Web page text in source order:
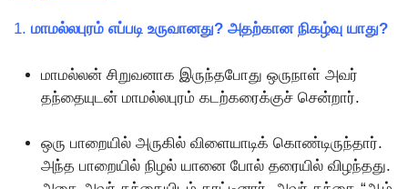
1. மாமல்லபுரம் எப்படி உருவானது? அதற்கான நிகழ்வு யாது?
மாமல்லன் சிறுவனாக இருந்தபோது ஒருநாள் அவர்
தந்தையுடன் மாமல்லபுரம் கடற்கரைக்குச் சென்றார்.
ஒரு பாறையில் அருகில் விளையாடிக் கொண்டிருந்தார்.
அந்த பாறையில் நிழல் யானை போல் தரையில் விழந்தது.